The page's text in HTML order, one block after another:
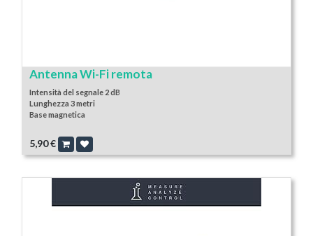
Antenna Wi-Fi remota
Intensità del segnale 2 dB
Lunghezza 3 metri
Base magnetica
5,90€